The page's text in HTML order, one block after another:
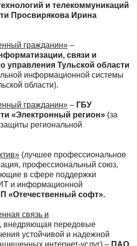
и телекоммуникаций
Просвирякова Ирина
гражданин» –
связи и
управления Тульской области
информационной системы
области).
гражданин» – ГБУ
«Электронный регион» (за
региональной
(лучшее профессиональное
профессиональный союз,
в сфере поддержки
и информационной
«Отечественный софт».
связь и
внедряющая передовые
устойчивой и надежной
интернет-услуг) – ПАО